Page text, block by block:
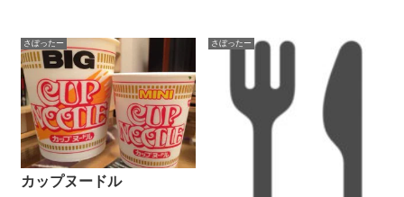
さぼったー
カップヌードル
さぼったー